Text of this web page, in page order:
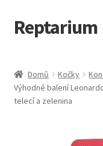
Přeskočit
na
Přejít
k
webu
Reptarium
Košík
Domů Kočky
Výhodné balení
telecí a zelenina